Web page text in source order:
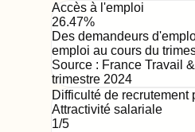
Accès à l'emploi
26.47%
Des demandeurs
emploi au cours du
Source : France Travail
trimestre 2024
Difficulté de recrutement
Attractivité salariale
1/5